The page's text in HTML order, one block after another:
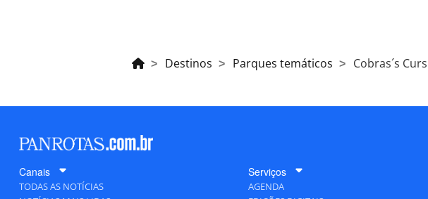
Destinos Parques temáticos Cobras´s
Canais
TODAS AS NOTÍCIAS
Serviços
AGENDA